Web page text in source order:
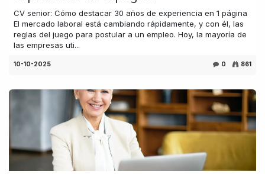
CV senior: Cómo destacar 30 años de experiencia en 1 página
El mercado laboral está cambiando rápidamente, y con él, las
reglas del juego para postular a un empleo. Hoy, la mayoría de
las empresas uti...
10-10-2025 0 861